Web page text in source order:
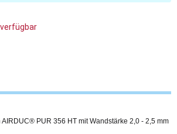
PUR 356 HT mit Wandstärke 2,0 - 2,5 mm